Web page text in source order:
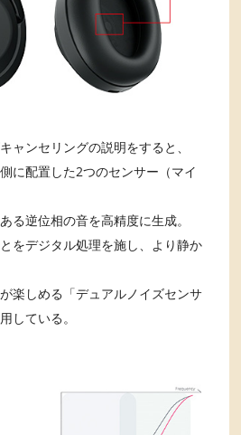
ャンセリングの説明をすると、
に配置した2つのセンサー（マイ
る逆位相の音を高精度に生成。
をデジタル処理を施し、より静か
楽しめる「デュアルノイズセンサ
している。